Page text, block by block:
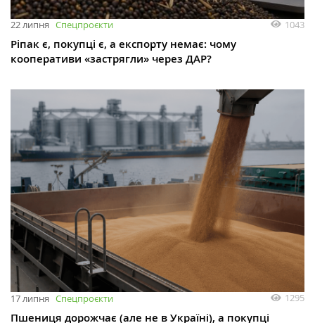
22 липня Спецпроєкти 1043
Ріпак є, покупці є, а експорту немає: чому
кооперативи «застрягли» через ДАР?
17 липня Спецпроєкти 1295
Пшениця дорожчає (але не в Україні), а покупці